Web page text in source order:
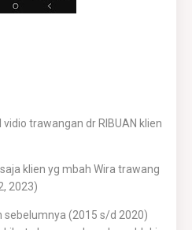
trawangan dr RIBUAN klien
klien yg mbah Wira trawang
2023)
sebelumnya (2015 s/d 2020)